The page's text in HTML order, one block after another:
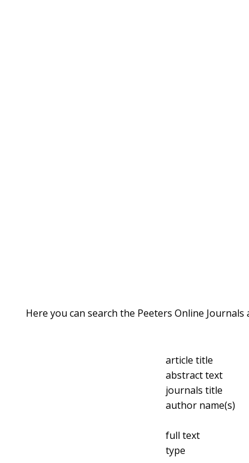
Here you can search the Peeters Online
article title
abstract text
journals title
author name(s)
full text
type